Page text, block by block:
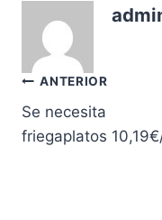
Navegación
de
ANTERIOR
Se necesita
friegaplatos